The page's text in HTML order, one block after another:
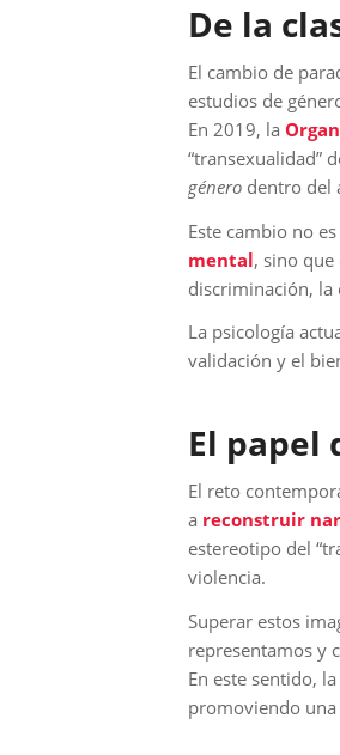
De la
El cambio de
estudios de
En 2019, la
“transexualidad”
género dentro del
Este cambio no
mental, sino
discriminación, la
La psicología
validación y el
El papel
El reto
a reconstruir
estereotipo del
violencia.
Superar estos
representamos y
En este sentido,
promoviendo una